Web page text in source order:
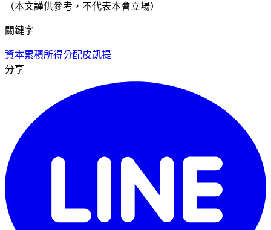
（本文謹供參考，不代表本會立場）
關鍵字
資本累積所得分配皮凱提
分享